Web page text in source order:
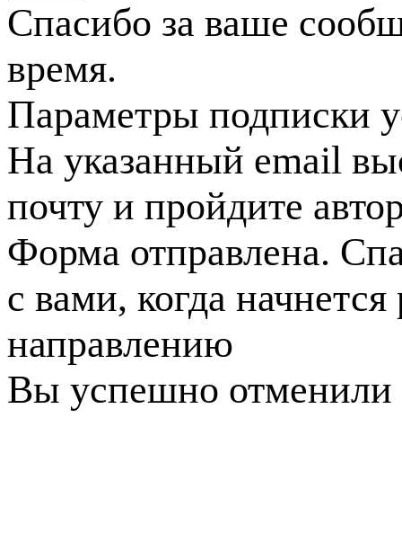
Спасибо за ваше
время.
Параметры подписки
На указанный email
почту и пройдите
Форма отправлена.
с вами, когда
направлению
Вы успешно отменили